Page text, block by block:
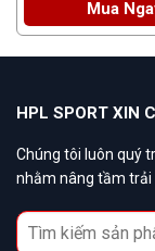
Hãy để bộ quần
Mua
HPL SPORT XIN
Chúng tôi luôn quý
nhằm nâng tầm trải
Search
for: